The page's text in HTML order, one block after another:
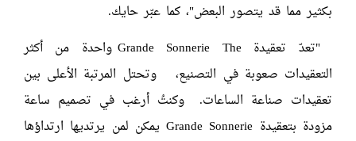
بكثير مما قد يتصور البعض"، كما عبّر حايك.
"تعدّ تعقيدة Grande Sonnerie The واحدة من أكثر
التعقيدات صعوبة في التصنيع، وتحتل المرتبة الأعلى بين
تعقيدات صناعة الساعات. وكنتُ أرغب في تصميم ساعة
مزودة بتعقيدة Grande Sonnerie يمكن لمن يرتديها ارتداؤها